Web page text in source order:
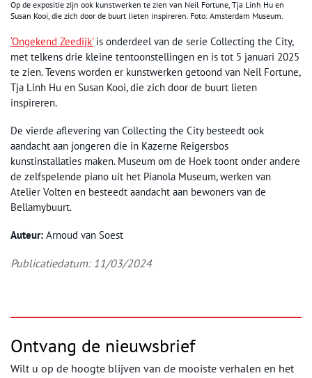
Op de expositie zijn ook kunstwerken te zien van Neil Fortune, Tja Linh Hu en
Susan Kooi, die zich door de buurt lieten inspireren. Foto: Amsterdam Museum.
‘Ongekend Zeedijk’is onderdeel van de serie Collecting the City,
met telkens drie kleine tentoonstellingen en is tot 5 januari 2025
te zien. Tevens worden er kunstwerken getoond van Neil Fortune,
Tja Linh Hu en Susan Kooi, die zich door de buurt lieten
inspireren.
De vierde aflevering van Collecting the City besteedt ook
aandacht aan jongeren die in Kazerne Reigersbos
kunstinstallaties maken. Museum om de Hoek toont onder andere
de zelfspelende piano uit het Pianola Museum, werken van
Atelier Volten en besteedt aandacht aan bewoners van de
Bellamybuurt.
Auteur: Arnoud van Soest
Publicatiedatum: 11/03/2024
Ontvang de nieuwsbrief
Wilt u op de hoogte blijven van de mooiste verhalen en het